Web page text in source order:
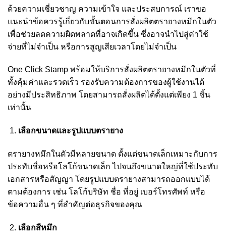
ด้วยความเชี่ยวชาญ ความเข้าใจ และประสบการณ์ เราขอ
แนะนำข้อควรรู้เกี่ยวกับขั้นตอนการสั่งผลิตตรายางหมึกในตัว
เพื่อช่วยลดความผิดพลาดที่อาจเกิดขึ้น ซึ่งอาจนำไปสู่ค่าใช้
จ่ายที่ไม่จำเป็น หรือการสูญเสียเวลาโดยไม่จำเป็น
One Click Stamp พร้อมให้บริการสั่งผลิตตรายางหมึกในตัวที่
ทั้งคุ้มค่าและรวดเร็ว รองรับความต้องการของผู้ใช้งานได้
อย่างมีประสิทธิภาพ โดยสามารถสั่งผลิตได้ตั้งแต่เพียง 1 ชิ้น
เท่านั้น
เลือกขนาดและรูปแบบตรายาง
ตรายางหมึกในตัวมีหลายขนาด ตั้งแต่ขนาดเล็กเหมาะกับการ
ประทับชื่อหรือโลโก้ขนาดเล็ก ไปจนถึงขนาดใหญ่ที่ใช้ประทับ
เอกสารหรือสัญญา โดยรูปแบบตรายางสามารถออกแบบได้
ตามต้องการ เช่น โลโก้บริษัท ชื่อ ที่อยู่ เบอร์โทรศัพท์ หรือ
ข้อความอื่น ๆ ที่สำคัญต่อธุรกิจของคุณ
เลือกสีหมึก